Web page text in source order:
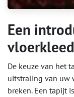
Een
De keuze van het
uitstraling van uw
breken. Een tapijt